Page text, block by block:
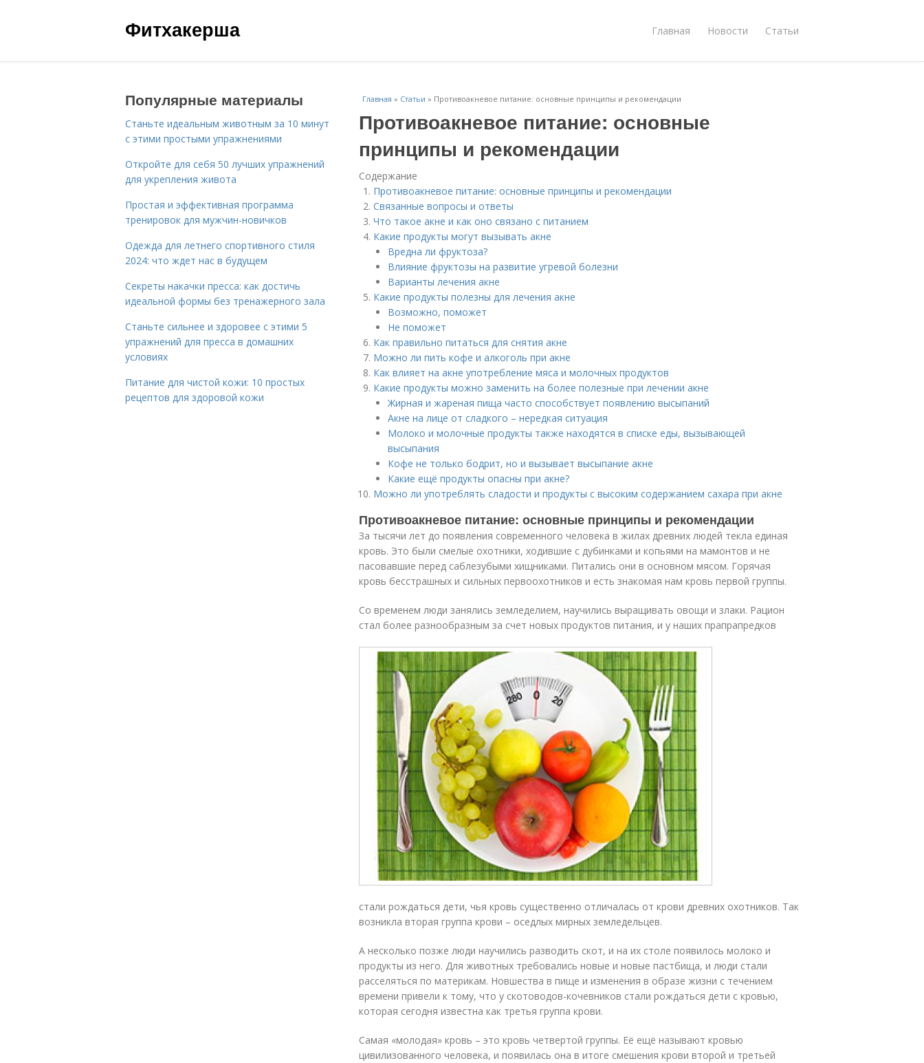
Фитхакерша Главная Новости Статьи
Главная » Статьи » Противоакневое питание: основные принципы и рекомендации
Противоакневое питание: основные
принципы и рекомендации
Содержание
Противоакневое питание: основные принципы и рекомендации
Связанные вопросы и ответы
Что такое акне и как оно связано с питанием
Какие продукты могут вызывать акне
Вредна ли фруктоза?
Влияние фруктозы на развитие угревой болезни
Варианты лечения акне
Какие продукты полезны для лечения акне
Возможно, поможет
Не поможет
Как правильно питаться для снятия акне
Можно ли пить кофе и алкоголь при акне
Как влияет на акне употребление мяса и молочных продуктов
Какие продукты можно заменить на более полезные при лечении акне
Жирная и жареная пища часто способствует появлению высыпаний
Акне на лице от сладкого – нередкая ситуация
Молоко и молочные продукты также находятся в списке еды, вызывающей
высыпания
Кофе не только бодрит, но и вызывает высыпание акне
Какие ещё продукты опасны при акне?
Можно ли употреблять сладости и продукты с высоким содержанием сахара при акне
Противоакневое питание: основные принципы и рекомендации
За тысячи лет до появления современного человека в жилах древних людей текла единая
кровь. Это были смелые охотники, ходившие с дубинками и копьями на мамонтов и не
пасовавшие перед саблезубыми хищниками. Питались они в основном мясом. Горячая
кровь бесстрашных и сильных первоохотников и есть знакомая нам кровь первой группы.
Со временем люди занялись земледелием, научились выращивать овощи и злаки. Рацион
стал более разнообразным за счет новых продуктов питания, и у наших прапрапредков
стали рождаться дети, чья кровь существенно отличалась от крови древних охотников. Так
возникла вторая группа крови – оседлых мирных земледельцев.
А несколько позже люди научились разводить скот, и на их столе появилось молоко и
продукты из него. Для животных требовались новые и новые пастбища, и люди стали
расселяться по материкам. Новшества в пище и изменения в образе жизни с течением
времени привели к тому, что у скотоводов-кочевников стали рождаться дети с кровью,
которая сегодня известна как третья группа крови.
Самая «молодая» кровь – это кровь четвертой группы. Её ещё называют кровью
цивилизованного человека, и появилась она в итоге смешения крови второй и третьей
Популярные материалы
Станьте идеальным животным за 10 минут
с этими простыми упражнениями
Откройте для себя 50 лучших упражнений
для укрепления живота
Простая и эффективная программа
тренировок для мужчин-новичков
Одежда для летнего спортивного стиля
2024: что ждет нас в будущем
Секреты накачки пресса: как достичь
идеальной формы без тренажерного зала
Станьте сильнее и здоровее с этими 5
упражнений для пресса в домашних
условиях
Питание для чистой кожи: 10 простых
рецептов для здоровой кожи